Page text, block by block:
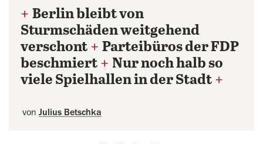
+ Berlin bleibt von
Sturmschäden weitgehend
verschont + Parteibüros der FDP
beschmiert + Nur noch halb so
viele Spielhallen in der Stadt +
von Julius Betschka